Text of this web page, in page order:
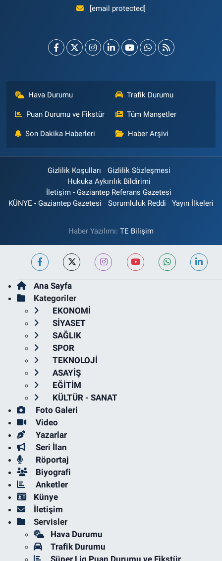
[email protected]
Hava Durumu Trafik Durumu
Puan Durumu ve Fikstür Tüm Manşetler
Son Dakika Haberleri Haber Arşivi
Gizlilik Koşulları
Gizlilik Sözleşmesi
Hukuka Aykırılık Bildirimi
İletişim - Gaziantep Referans Gazetesi
KÜNYE - Gaziantep Gazetesi
Sorumluluk Reddi Yayın İlkeleri
Haber Yazılımı: TE Bilişim
Ana Sayfa
Kategoriler
EKONOMİ
SİYASET
SAĞLIK
SPOR
TEKNOLOJİ
ASAYİŞ
EĞİTİM
KÜLTÜR - SANAT
Foto Galeri
Video
Yazarlar
Seri İlan
Röportaj
Biyografi
Anketler
Künye
İletişim
Servisler
Hava Durumu
Trafik Durumu
Süper Lig Puan Durumu ve Fikstür